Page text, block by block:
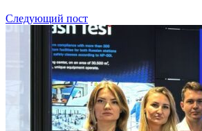
Следующий пост